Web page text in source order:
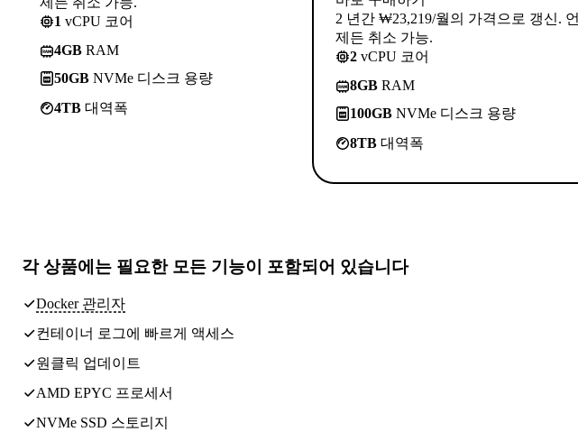
1 vCPU 코어
4GB RAM
50GB NVMe 디스크 용량
4TB 대역폭
2 년간 ₩23,219/월의 가격으로 갱신. 언
제든 취소 가능.
2 vCPU 코어
8GB RAM
100GB NVMe 디스크 용량
8TB 대역폭
각 상품에는 필요한 모든 기능이 포함되어 있습니다
Docker 관리자
컨테이너 로그에 빠르게 액세스
원클릭 업데이트
AMD EPYC 프로세서
NVMe SSD 스토리지